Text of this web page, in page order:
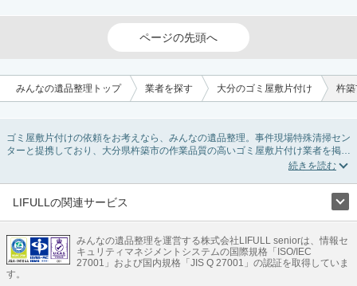
ページの先頭へ
みんなの遺品整理トップ 業者を探す 大分のゴミ屋敷片付け 杵
ゴミ屋敷片付けの依頼をお考えなら、みんなの遺品整理。事件現場特殊清掃セン
ターと提携しており、大分県杵築市の作業品質の高いゴミ屋敷片付け業者を掲載
しています。汚部屋の片付けに伴う不用品の処分・回収・引き取りから、外虫の
条件を利用し検索してみましょう。ゴミ屋敷になってしまう方は高齢で体力的に
掃除するのが難しい、認知症やセルフネグレクトになってしまう、精神的なスト
またお役立ち情報も豊富なので、部屋を埋めつくす大量のゴミを自力で片付ける
方法についてもチェックしてみてください。
LIFULLの関連サービス
不動産・住宅
引越し 老人ホーム 地方創生
ママの就労支援
不動産クラウドファンディング 遺品整理 老後の暮らし情報
みんなの遺品整理を運営する株式会社LIFULL seniorは、情報セ
キュリティマネジメントシステムの国際規格「ISO/IEC
27001」および国内規格「JIS Q 27001」の認証を取得していま
す。